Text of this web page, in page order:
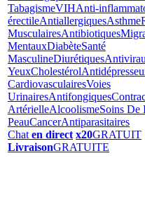
TabagismeVIHAnti-
érectileAntiallergiquesAsthme
MusculairesAntibiotiques
MentauxDiabèteSanté
MasculineDiurétiques
YeuxCholestérol
CardiovasculairesVoies
UrinairesAntifongiques
ArtérielleAlcoolismeSoins De
PeauCancerAntiparasitaires
Chat en direct x20GRATUIT
LivraisonGRATUITE